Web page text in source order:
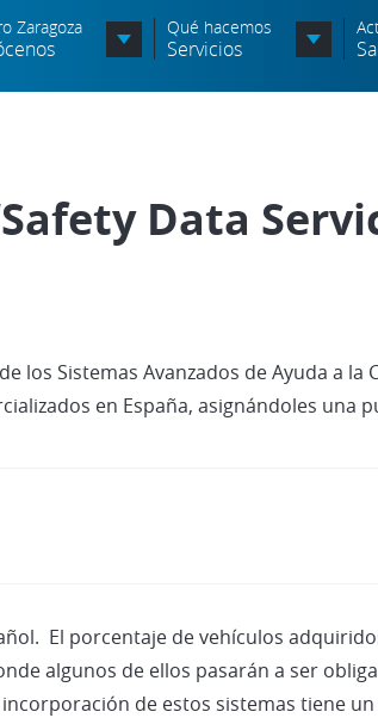
Zaragoza
Asociadas
medioambiental
Qué hacemos
Servicios
Data
Sistemas Avanzados de Ayuda a la
en España, asignándoles una
El porcentaje de vehículos
algunos de ellos pasarán a ser
de estos sistemas tiene